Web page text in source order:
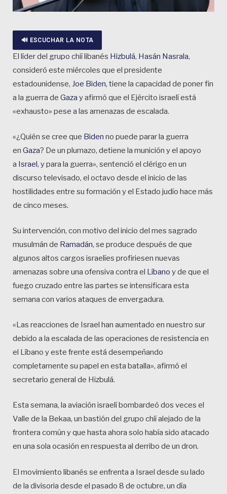
🔊 ESCUCHAR LA NOTA
El líder del grupo chií libanés Hizbulá, Hasán Nasrala,
consideró este miércoles que el presidente
estadounidense, Joe Biden, tiene la capacidad de poner fin
a la guerra de Gaza y afirmó que el Ejército israelí está
«exhausto» pese a las amenazas de escalada.
«¿Quién se cree que Biden no puede parar la guerra
en Gaza? De un plumazo, detiene la munición y el apoyo
a Israel, y para la guerra», sentenció el clérigo en un
discurso televisado, el octavo desde el inicio de las
hostilidades entre su formación y el Estado judío hace más
de cinco meses.
Su intervención, con motivo del inicio del mes sagrado
musulmán de Ramadán, se produce después de que
algunos altos cargos israelíes profiriesen nuevas
amenazas sobre una ofensiva contra el Líbano y de que el
fuego cruzado entre las partes se intensificara esta
semana con varios ataques de envergadura.
«Las reacciones de Israel han aumentado en nuestro sur
debido a la escalada de las operaciones de resistencia en
el Líbano y este frente está desempeñando
completamente su papel en esta batalla», afirmó el
secretario general de Hizbulá.
Esta semana, la aviación israelí bombardeó dos veces el
Valle de la Bekaa, un bastión del grupo chií alejado de la
frontera común y que hasta ahora solo había sido atacado
en una sola ocasión en respuesta al derribo de un dron.
El movimiento libanés se enfrenta a Israel desde su lado
de la divisoria desde el pasado 8 de octubre, un día